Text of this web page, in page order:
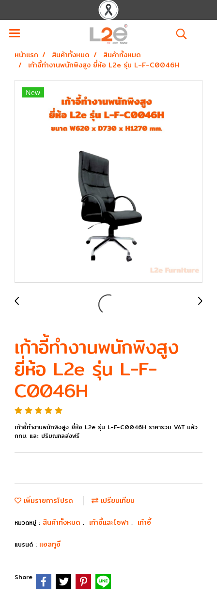
หน้าแรก สินค้าทั้งหมด
สินค้าทั้งหมด
เก้าอี้ทำงานพนักพิงสูง ยี่ห้อ L2e รุ่น L-F-C0046H
New
เก้าอี้ทำงานพนักพิงสูง
ยี่ห้อ L2e รุ่น L-F-
C0046H
เก้าอี้ทำงานพนักพิงสูง ยี่ห้อ L2e รุ่น L-F-C0046H ราคารวม VAT แล้ว
กทม. และ ปริมณฑลส่งฟรี
เพิ่มรายการโปรด เปรียบเทียบ
หมวดหมู่ : สินค้าทั้งหมด , เก้าอี้และโซฟา , เก้าอี้
แบรนด์ : แอลทูอี
Share